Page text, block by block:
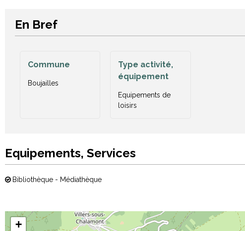
En Bref
Commune
Boujailles
Type activité,
équipement
Equipements de
loisirs
Equipements, Services
Bibliothèque - Médiathèque
+